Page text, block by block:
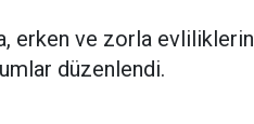
erken ve zorla evliliklerin
düzenlendi.